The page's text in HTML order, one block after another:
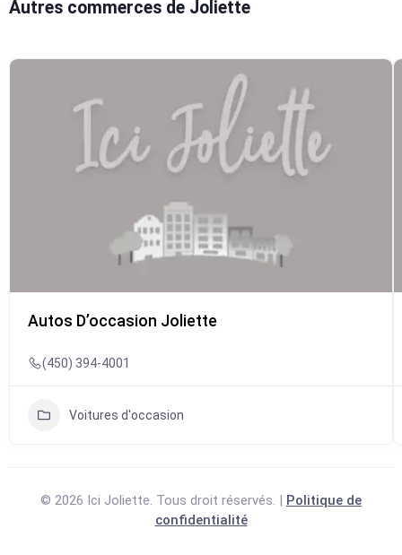
Autres commerces de Joliette
Autos D’occasion Joliette
(450) 394-4001
Voitures d'occasion
© 2026 Ici Joliette. Tous droit réservés. | Politique de
confidentialité